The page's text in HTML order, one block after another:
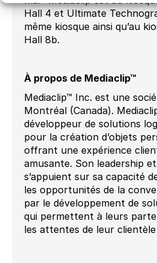
Hall 4 et Ultimate
même kiosque ainsi qu’au
Hall 8b.
À propos de Mediaclip™
Mediaclip™ Inc. est une
Montréal (Canada).
développeur de solutions
pour la création d’objets
offrant une expérience
amusante. Son leadership
s’appuient sur sa capacité
les opportunités de la
par le développement de
qui permettent à leurs
les attentes de leur clientèle